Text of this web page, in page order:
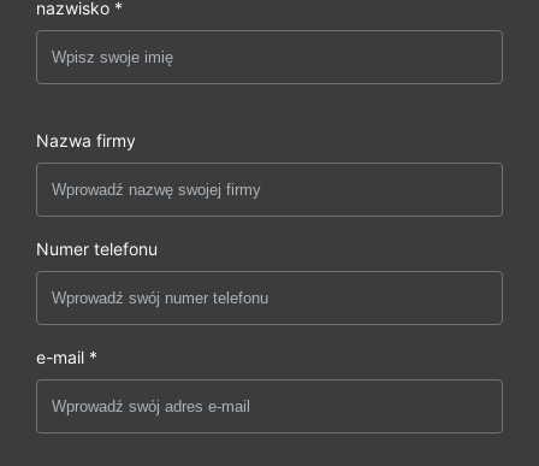
nazwisko *
Nazwa firmy
Numer telefonu
e-mail *